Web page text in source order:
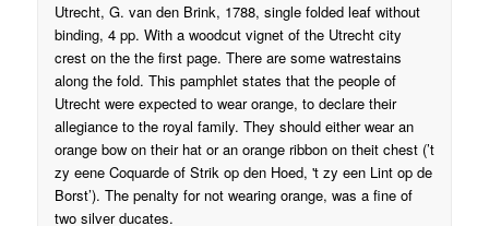
Utrecht, G. van den Brink, 1788, single folded leaf without
binding, 4 pp. With a woodcut vignet of the Utrecht city
crest on the the first page. There are some watrestains
along the fold. This pamphlet states that the people of
Utrecht were expected to wear orange, to declare their
allegiance to the royal family. They should either wear an
orange bow on their hat or an orange ribbon on theit chest (’t
zy eene Coquarde of Strik op den Hoed, 't zy een Lint op de
Borst’). The penalty for not wearing orange, was a fine of
two silver ducates.